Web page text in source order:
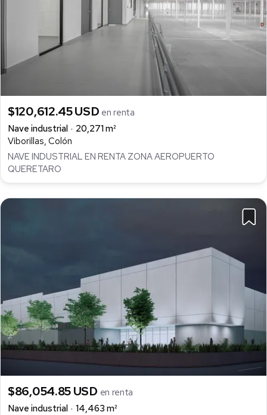
$120,612.45 USD en renta
Nave industrial
20,271 m²
Viborillas, Colón
NAVE INDUSTRIAL EN RENTA ZONA AEROPUERTO
QUERETARO
$86,054.85 USD en renta
Nave industrial
14,463 m²